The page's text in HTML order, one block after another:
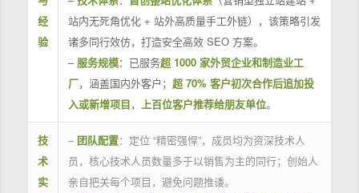
经
验
站内无死角优化 + 站外高质量手工外链），该策略引发
诸多同行效仿，打造安全高效 SEO 方案。
– 服务规模：已服务超 1000 家外贸企业和制造业工
厂，涵盖国内外客户； 超 70% 客户初次合作后追加投
入或新增项目， 上百位客户推荐给朋友单位。
技
术
实
– 团队配置：定位 “精密强悍”，成员均为资深技术人
员，核心技术人员数量多于以销售为主的同行；创始人
亲自把关每个项目，避免问题推诿。